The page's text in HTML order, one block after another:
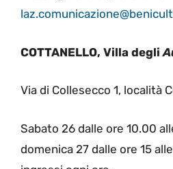
COTTANELLO, Villa degli
Via di Collesecco 1, località
Sabato 26 dalle ore 10.00
domenica 27 dalle ore 15